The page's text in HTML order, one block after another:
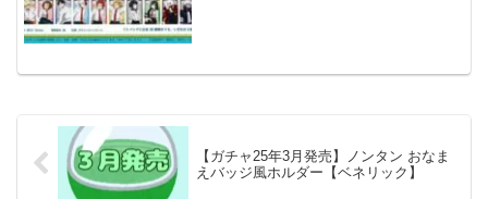
【ガチャ25年3月発売】ノンタン おなま
えバッジ風ホルダー【ベネリック】